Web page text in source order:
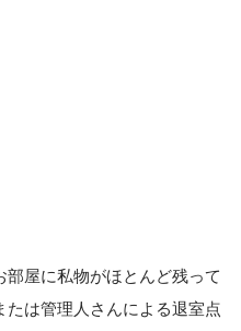
屋に私物がほとんど残って
たは管理人さんによる退室点